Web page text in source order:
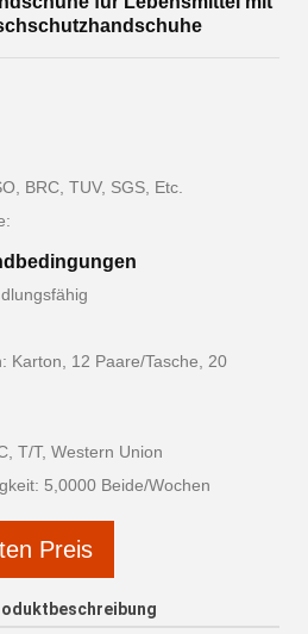
BRC, TUV, SGS, Etc.
Karton, 12 Paare/Tasche, 20
T/T, Western Union
5,0000 Beide/Wochen
Preis